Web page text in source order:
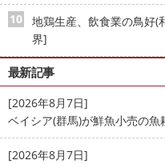
地鶏生産、飲食業の鳥好
界]
最新記事
[2026年8月7日]
ベイシア(群馬)が鮮魚小売の
[2026年8月7日]